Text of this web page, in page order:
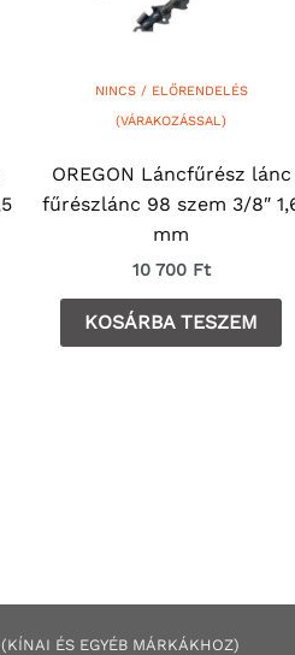
NINCS / ELŐRENDELÉS
(VÁRAKOZÁSSAL)
OREGON Láncfűrész lánc
fűrészlánc 98 szem 3/8″
mm
10 700 Ft
KOSÁRBA TESZEM
ÉS EGYÉB MÁRKÁKHOZ)